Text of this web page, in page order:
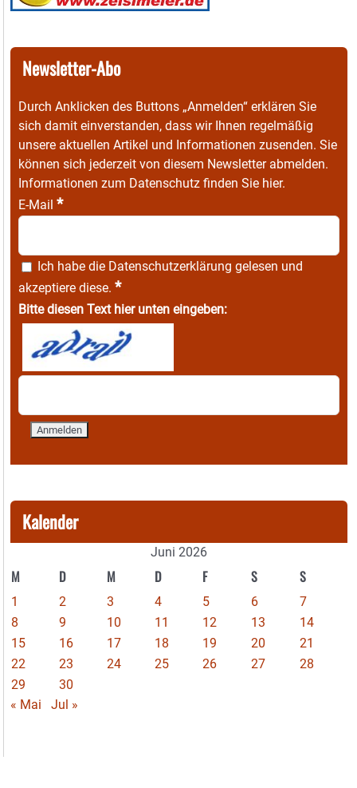
Newsletter-Abo
Durch Anklicken des Buttons „Anmelden“ erklären Sie
sich damit einverstanden, dass wir Ihnen regelmäßig
unsere aktuellen Artikel und Informationen zusenden. Sie
können sich jederzeit von diesem Newsletter abmelden.
Informationen zum Datenschutz finden Sie hier.
E-Mail *
Ich habe die Datenschutzerklärung gelesen und
akzeptiere diese. *
Bitte diesen Text hier unten eingeben:
Kalender
Juni 2026
M D M D F S S
1 2 3 4 5 6
7
8
9 10 11 12 13
14
15
16 17 18 19 20
21
22
23 24 25 26 27
28
29
30
« Mai
Jul »